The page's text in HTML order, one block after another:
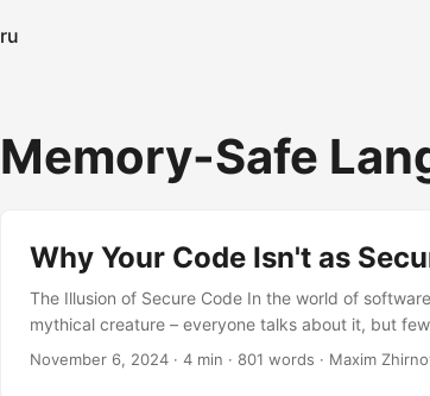
ru
Memory-Safe
Why Your Code Isn't as
The Illusion of Secure Code In the world of
mythical creature – everyone talks about it, but
intentions and a team of skilled developers,
November 6, 2024 · 4 min · 801 words · Maxim